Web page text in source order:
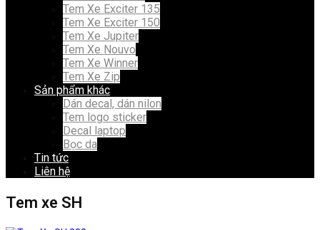
Tem Xe Exciter 135
Tem Xe Exciter 150
Tem Xe Jupiter
Tem Xe Nouvo
Tem Xe Winner
Tem Xe Zip
Sản phẩm khác
Dán decal, dán nilon
Tem logo sticker
Decal laptop
Bọc da
Tin tức
Liên hệ
Tem xe SH